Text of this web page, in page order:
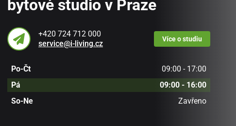
bytové studio v Praze
+420 724 712 000
service@i-living.cz
Víceo studiu
Po-Čt
09:00 - 17:00
Pá
09:00 - 16:00
So-Ne
Zavřeno